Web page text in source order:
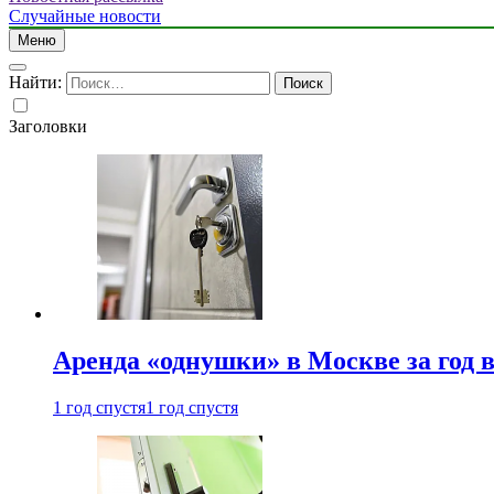
Случайные новости
Меню
Найти:
Заголовки
Аренда «однушки» в Москве за год
1 год спустя1 год спустя